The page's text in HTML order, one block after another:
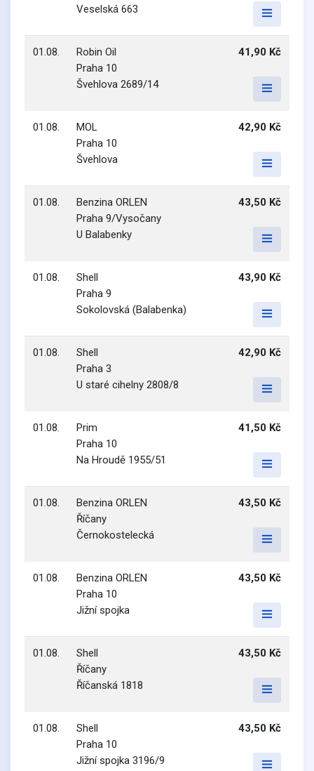
Veselská 663
01.08.
Robin Oil
Praha 10
Švehlova 2689/14
41,90 Kč
01.08.
MOL
Praha 10
Švehlova
42,90 Kč
01.08.
Benzina ORLEN
Praha 9/Vysočany
U Balabenky
43,50 Kč
01.08.
Shell
Praha 9
Sokolovská (Balabenka)
43,90 Kč
01.08.
Shell
Praha 3
U staré cihelny 2808/8
42,90 Kč
01.08.
Prim
Praha 10
Na Hroudě 1955/51
41,50 Kč
01.08.
Benzina ORLEN
Říčany
Černokostelecká
43,50 Kč
01.08.
Benzina ORLEN
Praha 10
Jižní spojka
43,50 Kč
01.08.
Shell
Říčany
Říčanská 1818
43,50 Kč
01.08.
Shell
Praha 10
Jižní spojka 3196/9
43,50 Kč